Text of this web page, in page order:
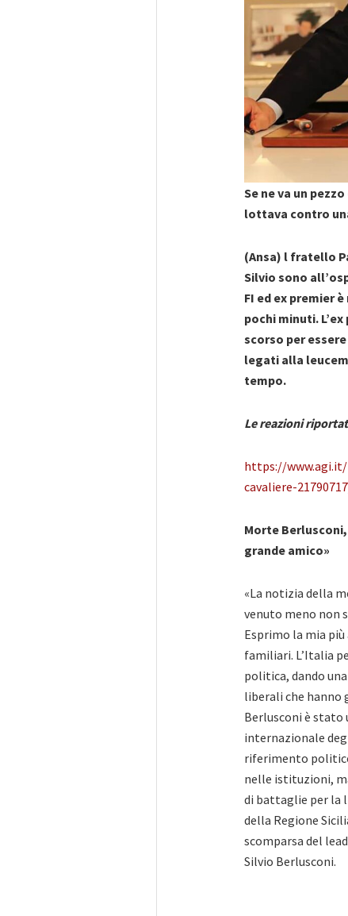
Se ne va un
lottava contro
(Ansa) l fratello
Silvio sono
FI ed ex premier
pochi minuti.
scorso per
legati alla
tempo.
Le reazioni
https://
cavaliere-
Morte
grande amico»
«La notizia della
venuto meno non
Esprimo la mia
familiari. L’Italia
politica, dando
liberali che hanno
Berlusconi è stato
internazionale
riferimento
nelle istituzioni,
di battaglie per la
della Regione
scomparsa del
Silvio Berlusconi.